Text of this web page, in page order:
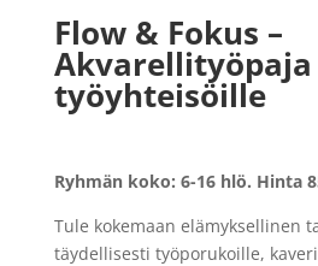
Flow & Fokus –
Akvarellityöpaja
työyhteisöille
Ryhmän koko: 6-16 hlö. Hinta
Tule kokemaan elämyksellinen
täydellisesti työporukoille,